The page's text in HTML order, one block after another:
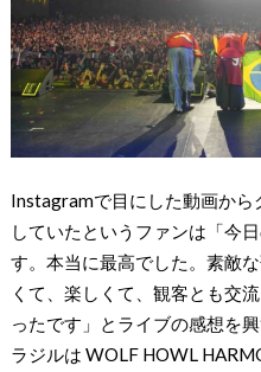
Instagramで目にした動画から
していたというファンは「今
す。本当に最⾼でした。素敵
くて、楽しくて、観客とも交
ったです」とライブの感想を
ラジルは WOLF HOWL